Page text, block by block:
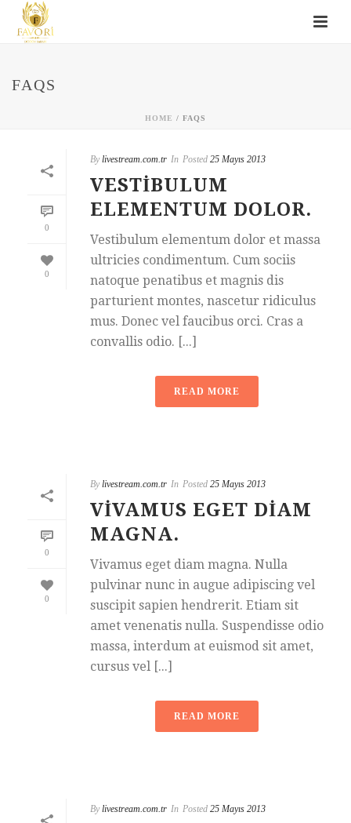
FAQS
HOME / FAQS
0
0
By livestream.com.tr In Posted 25 Mayıs 2013
VESTIBULUM
ELEMENTUM DOLOR.
Vestibulum elementum dolor et massa
ultricies condimentum. Cum sociis
natoque penatibus et magnis dis
parturient montes, nascetur ridiculus
mus. Donec vel faucibus orci. Cras a
convallis odio. [...]
READ MORE
0
0
By livestream.com.tr In Posted 25 Mayıs 2013
VIVAMUS EGET DIAM
MAGNA.
Vivamus eget diam magna. Nulla
pulvinar nunc in augue adipiscing vel
suscipit sapien hendrerit. Etiam sit
amet venenatis nulla. Suspendisse odio
massa, interdum at euismod sit amet,
cursus vel [...]
READ MORE
By livestream.com.tr In Posted 25 Mayıs 2013